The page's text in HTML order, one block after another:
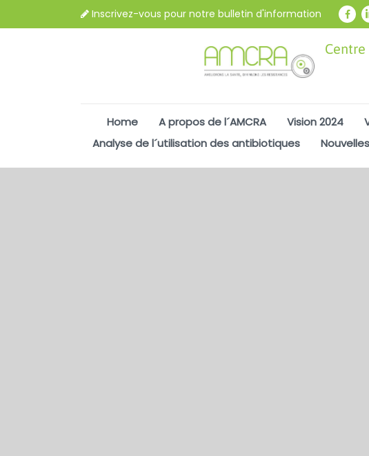
Inscrivez-vous pour notre bulletin d'information
Home A propos de l´AMCRA Vision 2024
Analyse de l´utilisation des antibiotiques
Nouvelles